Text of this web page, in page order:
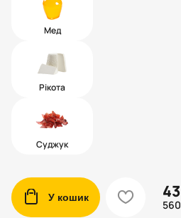
Мед
Рікота
Суджук
cart У кошик heart